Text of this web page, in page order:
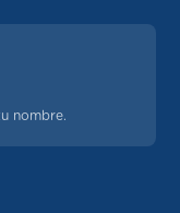
nombre.